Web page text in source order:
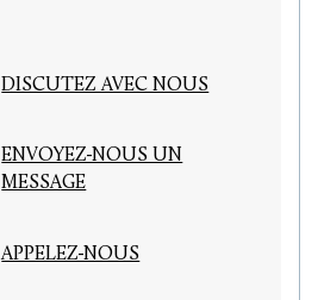
DISCUTEZ AVEC NOUS
ENVOYEZ-NOUS UN
MESSAGE
APPELEZ-NOUS